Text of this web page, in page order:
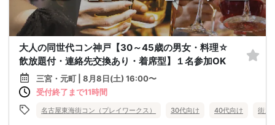
大人の同世代コン神戸【30～45歳の男女・料理☆
飲放題付・連絡先交換あり・着席型】１名参加OK
三宮・元町 | 8月8日(土) 16:00〜
受付終了まで11時間
名古屋東海街コン（プレイワークス） 30代向け 40代向け 街コ